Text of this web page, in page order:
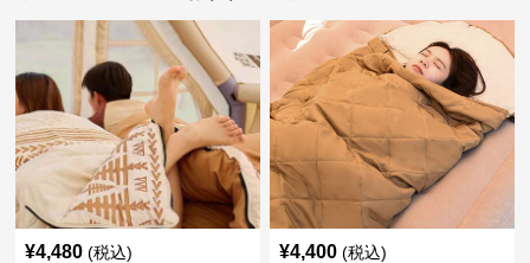
¥4,480 (税込) ¥4,400 (税込)